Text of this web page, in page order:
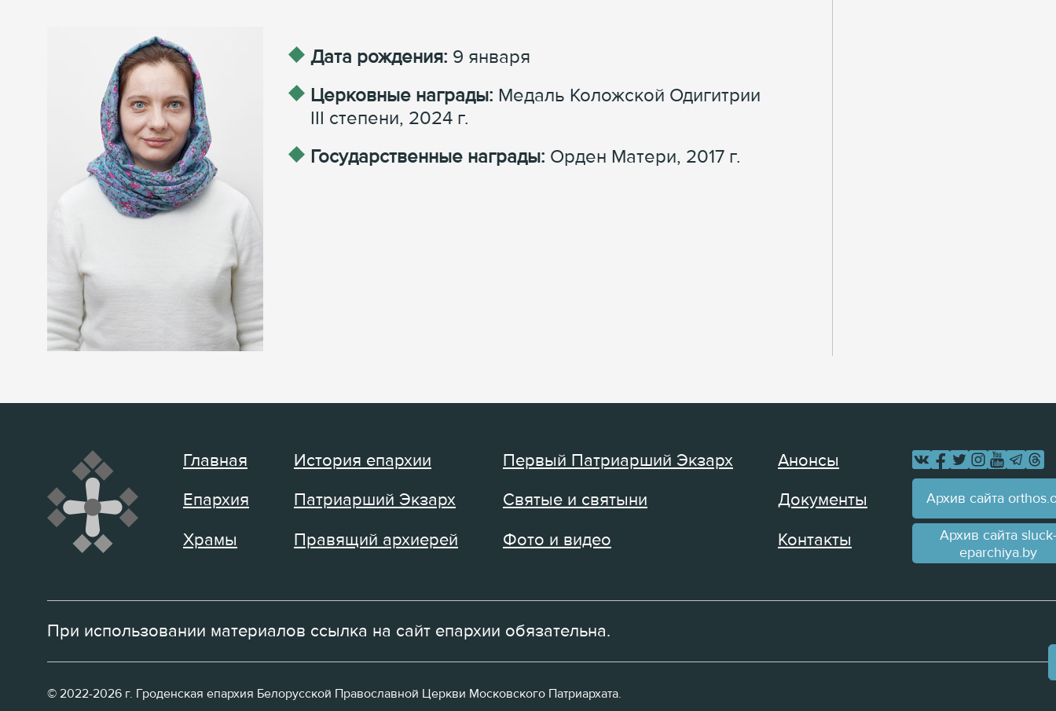
Дата рождения: 9 января
Церковные награды: Медаль Коложской Одигитрии
III степени, 2024 г.
Государственные награды: Орден Матери, 2017 г.
Главная
Епархия
Храмы
История епархии
Патриарший Экзарх
Правящий архиерей
Первый Патриарший Экзарх
Святые и святыни
Фото и видео
Анонсы
Документы
Контакты
Архив сайта
Архив сайта sluck-
eparchiya.by
При использовании материалов ссылка на сайт епархии обязательна.
© 2022-2026 г. Гроденская епархия Белорусской Православной Церкви Московского Патриархата.